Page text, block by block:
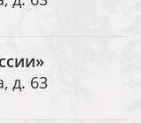
д. 63